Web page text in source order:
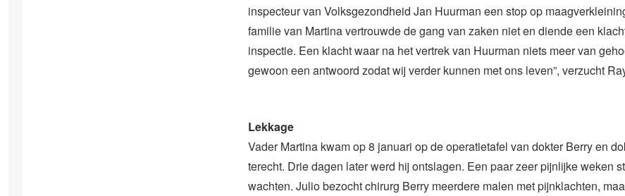
inspecteur van Volksgezondheid Jan Huurman een stop op
familie van Martina vertrouwde de gang van zaken niet en diende een
inspectie. Een klacht waar na het vertrek van Huurman niets meer van
gewoon een antwoord zodat wij verder kunnen met ons leven”, verzucht
Lekkage
Vader Martina kwam op 8 januari op de operatietafel van dokter Berry en
terecht. Drie dagen later werd hij ontslagen. Een paar zeer pijnlijke weken
wachten. Julio bezocht chirurg Berry meerdere malen met pijnklachten,